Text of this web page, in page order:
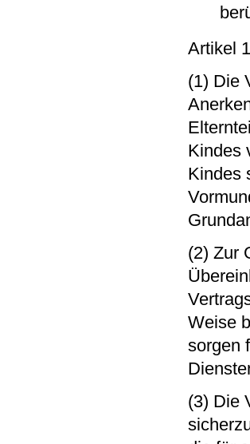
Artikel
(1) Die
Kindes
Kindes
(2) Zur
Weise
sorgen
(3) Die